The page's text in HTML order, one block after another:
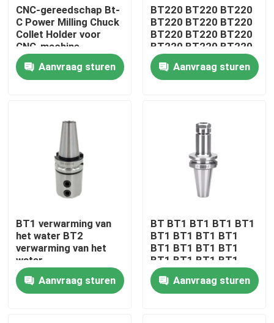
Producten
Videos
Fabrieksreis
Kwaliteitscontrole
Neem contact met ons op
Verzoek om een Citaat
BT-Hulpmiddelhouder
CNC-gereedschap Bt-
C Power Milling Chuck
Collet Holder voor
CNC-machine
Aanvraag sturen
BT220 BT220 BT220
BT220 BT220 BT220
BT220 BT220 BT220
BT220 BT220 BT220
BT220 BT220 BT220
BT220 BT220 BT220
BT220 BT220 BT220
Aanvraag sturen
BT1 verwarming van
het water BT2
verwarming van het
water
Aanvraag sturen
BT BT1 BT1 BT1 BT1
BT1 BT1 BT1 BT1
BT1 BT1 BT1 BT1
BT1 BT1 BT1 BT1
BT1 BT1 BT1 BT1
BT1 BT1 BT1 BT1
BT1 BT1 BT1 BT1
Aanvraag sturen